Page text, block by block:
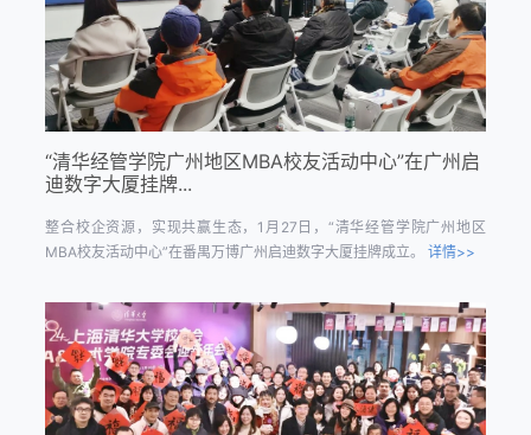
“清华经管学院广州地区MBA校友活动中心”在广州启
迪数字大厦挂牌...
整合校企资源，实现共赢生态，1月27日，“清华经管学院广州地区
MBA校友活动中心”在番禺万博广州启迪数字大厦挂牌成立。详情>>